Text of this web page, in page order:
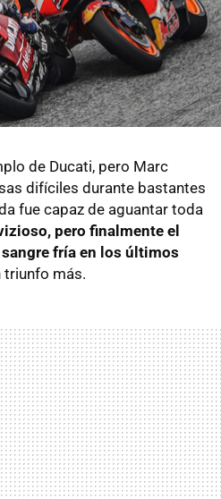
de Ducati, pero Marc
difíciles durante bastantes
fue capaz de aguantar toda
pero finalmente el
fría en los últimos
triunfo más.